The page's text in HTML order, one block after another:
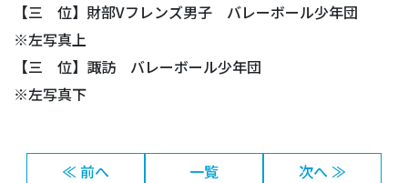
【三 位】財部Vフレンズ男子 バレーボール少年団
※左写真上
【三 位】諏訪 バレーボール少年団
※左写真下
≪ 前へ 一覧 次へ ≫